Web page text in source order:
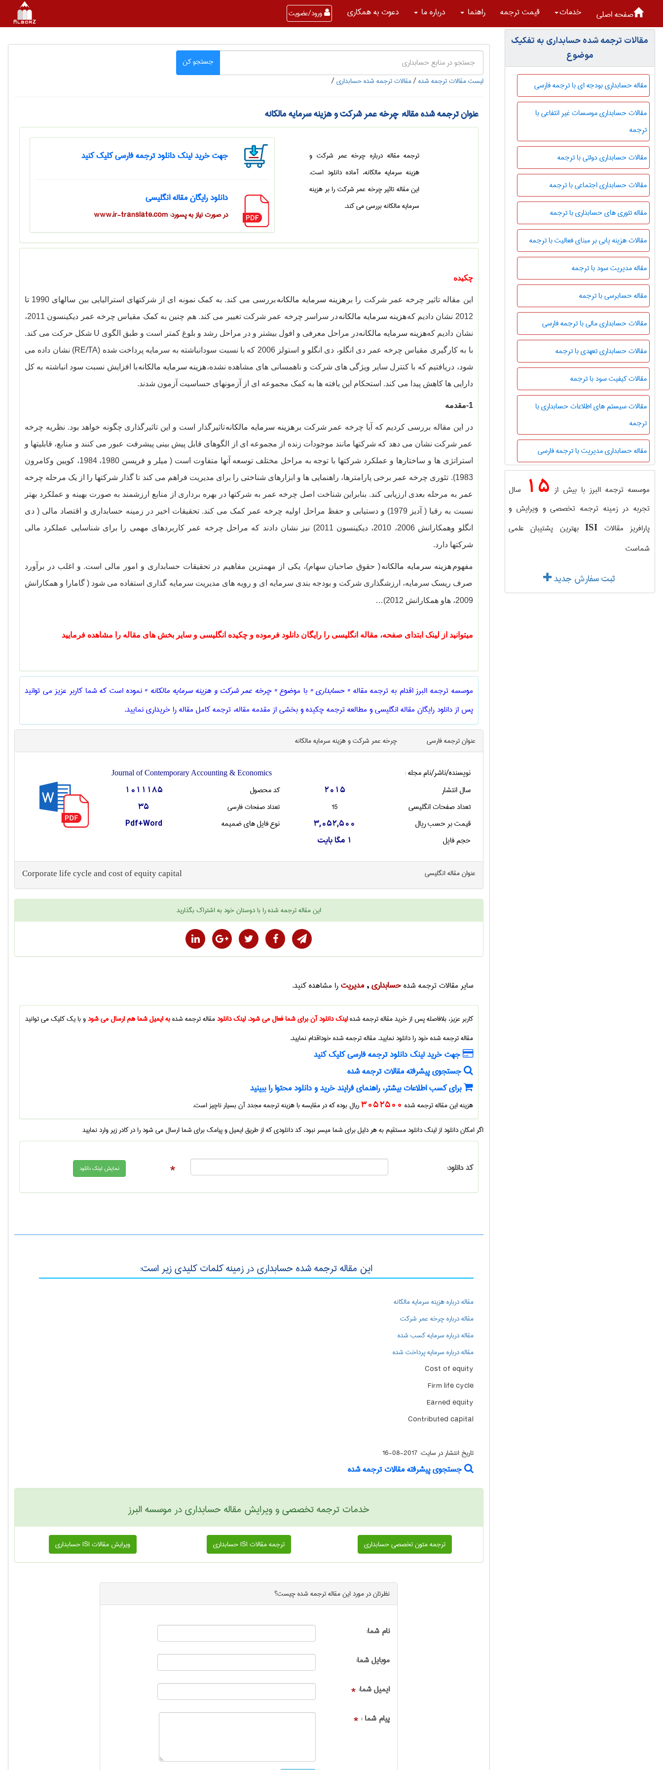
صفحه اصلی خدمات قیمت ترجمه راهنما درباره ما دعوت به همکاری ورود/عضویت
جستجو کن
لیست مقالات ترجمه شده/مقالات ترجمه شده حسابداری/
عنوان ترجمه شده مقاله: چرخه عمر شرکت و هزینه سرمایه مالکانه
ترجمه مقاله درباره چرخه عمر شرکت و
هزینه سرمایه مالکانه، آماده دانلود است.
این مقاله تاثیر چرخه عمر شرکت را بر هزینه
سرمایه مالکانه بررسی می کند.
جهت خرید لینک دانلود ترجمه فارسی کلیک کنید
دانلود رایگان مقاله انگلیسی
در صورت نیاز به پسورد: www.ir-translate.com
چکیده
این مقاله تاثیر چرخه عمر شرکت را برهزینه سرمایه مالکانه
بررسی می کند. به کمک نمونه ای از شرکتهای استرالیایی بین سالهای 1990 تا
2012 نشان دادیم که
هزینه سرمایه مالکانه
در سراسر چرخه عمر شرکت تغییر می کند. هم چنین به کمک مقیاس چرخه عمر دیکینسون 2011،
نشان دادیم کههزینه سرمایه مالکانهدر مراحل معرفی و افول بیشتر و در مراحل رشد و بلوغ کمتر است و طبق الگوی U شکل حرکت می کند.
با به کارگیری مقیاس چرخه عمر دی انگلو، دی انگلو و استولز 2006 که با نسبت سودانباشته به سرمایه پرداخت شده (
RE/TA) نشان داده می
شود، دریافتیم که با کنترل سایر ویژگی های شرکت و ناهمسانی های مشاهده نشده،هزینه سرمایه مالکانهبا افزایش نسبت سود انباشته به کل
دارایی ها کاهش پیدا می کند. استحکام این یافته ها به کمک مجموعه ای از آزمونهای حساسیت آزمون شدند.
-1مقدمه
در این مقاله بررسی کردیم که آیا چرخه عمر شرکت برهزینه سرمایه مالکانهتاثیرگذار است و این تاثیرگذاری چگونه خواهد بود. نظریه چرخه
عمر شرکت نشان می دهد که شرکتها مانند موجودات زنده از مجموعه ای از الگوهای قابل پیش بینی پیشرفت عبور می کنند و منابع، قابلیتها و
استراتژی ها و ساختارها و عملکرد شرکتها با توجه به مراحل مختلف توسعه آنها متفاوت است ( میلر و فریسن 1980، 1984، کویین وکامرون
1983). تئوری چرخه عمر برخی پارامترها، راهنمایی ها و ابزارهای شناختی را برای مدیریت فراهم می کند تا گذار شرکتها را از یک مرحله چرخه
عمر به مرحله بعدی ارزیابی کند. بنابراین شناخت اصل چرخه عمر به شرکتها در بهره برداری از منابع ارزشمند به صورت بهینه و عملکرد بهتر
نسبت به رقبا ( آدیز 1979) و دستیابی و حفظ مراحل اولیه چرخه عمر کمک می کند. تحقیقات اخیر در زمینه حسابداری و اقتصاد مالی ( دی
انگلو وهمکارانش 2006، 2010، دیکینسون 2011) نیز نشان دادند که مراحل چرخه عمر کاربردهای مهمی را برای شناسایی عملکرد مالی
شرکتها دارد.
مفهومهزینه سرمایه مالکانه( حقوق صاحبان سهام)، یکی از مهمترین مفاهیم در تحقیقات حسابداری و امور مالی است. و اغلب در برآورد
صرف ریسک سرمایه، ارزشگذاری شرکت و بودجه بندی سرمایه ای و رویه های مدیریت سرمایه گذاری استفاده می شود ( گامارا و همکارانش
2009، هاو همکارانش 2012)…
میتوانید از لینک ابتدای صفحه، مقاله انگلیسی را رایگان دانلود فرموده و چکیده انگلیسی و سایر بخش های مقاله را مشاهده فرمایید
موسسه ترجمه البرز اقدام به ترجمه مقاله" حسابداری " با موضوع" چرخه عمر شرکت و هزینه سرمایه مالکانه " نموده است که شما کاربر عزیز می توانید
پس از دانلود رایگان مقاله انگلیسی و مطالعه ترجمه چکیده و بخشی از مقدمه مقاله، ترجمه کامل مقاله را خریداری نمایید.
عنوان ترجمه فارسی چرخه عمر شرکت و هزینه سرمایه مالکانه
نویسنده/ناشر/نام مجله : Journal of Contemporary Accounting & Economics
سال انتشار 2015 کد محصول 1011185
تعداد صفحات انگليسی 15 تعداد صفحات فارسی 35
قیمت بر حسب ریال 3,052,500 نوع فایل های ضمیمه Pdf+Word
حجم فایل 1 مگا بایت
عنوان مقاله انگليسی Corporate life cycle and cost of equity capital
اینمقاله ترجمه شدهرا با دوستان خود به اشتراک بگذارید
سایرمقالات ترجمه شدهحسابداری,مديريترا مشاهده کنید.
کاربر عزیز، بلافاصله پس از خریدمقاله ترجمه شدهلینک دانلود آن برای شما فعال می شود. لینک دانلودمقاله ترجمه شدهبه ایمیل شما هم ارسال می شودو با یک کلیک می توانید
مقاله ترجمه شدهخود را دانلود نمایید.مقاله ترجمه شدهخوداقدام نمایید.
جهت خرید لینک دانلود ترجمه فارسی کلیک کنید
جستجوی پیشرفته مقالات ترجمه شده
برای کسب اطلاعات بیشتر، راهنمای فرایند خرید و دانلود محتوا را ببینید
هزینه این مقاله ترجمه شده 3052500ریال بوده که در مقایسه با هزینه ترجمه مجدد آن بسیار ناچیز است.
اگر امکان دانلود از لینک دانلود مستقیم به هر دلیل برای شما میسر نبود، کد دانلودی که از طریق ایمیل و پیامک برای شما ارسال می شود را در کادر زیر وارد نمایید
کد دانلود: *
این مقاله ترجمه شده حسابداری در زمینه کلمات کلیدی زیر است:
مقاله درباره هزینه سرمایه مالکانه
مقاله درباره چرخه عمر شرکت
مقاله درباره سرمایه کسب شده
مقاله درباره سرمایه پرداخت شده
Cost of equity
Firm life cycle
Earned equity
Contributed capital
تاریخ انتشار در سایت: 2017-08-16
جستجوی پیشرفته مقالات ترجمه شده
خدمات ترجمه تخصصی و ویرایش مقاله حسابداری در موسسه البرز
ترجمه متون تخصصی حسابداری ترجمه مقالات ISI حسابداری ویرایش مقالات ISI حسابداری
نظرتان در مورد اینمقاله ترجمه شدهچیست؟
نام شما:
موبایل شما:
ایمیل شما: *
پیام شما : *
مقالات ترجمه شده حسابداری به تفکیک
موضوع
مقاله حسابداری بودجه ای با ترجمه فارسی
مقالات حسابداری موسسات غیر انتفاعی با
ترجمه
مقالات حسابداری دولتی با ترجمه
مقالات حسابداری اجتماعی با ترجمه
مقاله تئوری های حسابداری با ترجمه
مقالات هزینه یابی بر مبنای فعالیت با ترجمه
مقاله مدیریت سود با ترجمه
مقاله حسابرسی با ترجمه
مقالات حسابداری مالی با ترجمه فارسی
مقالات حسابداری تعهدی با ترجمه
مقالات کیفیت سود با ترجمه
مقالات سیستم های اطلاعات حسابداری با
ترجمه
مقاله حسابداری مدیریت با ترجمه فارسی
موسسه ترجمه البرز با بیش از 15 سال
تجربه در زمینه ترجمه تخصصی و ویرایش و
پارافریز مقالات
ISI
بهترین پشتیبان علمی
شماست
ثبت سفارش جدید